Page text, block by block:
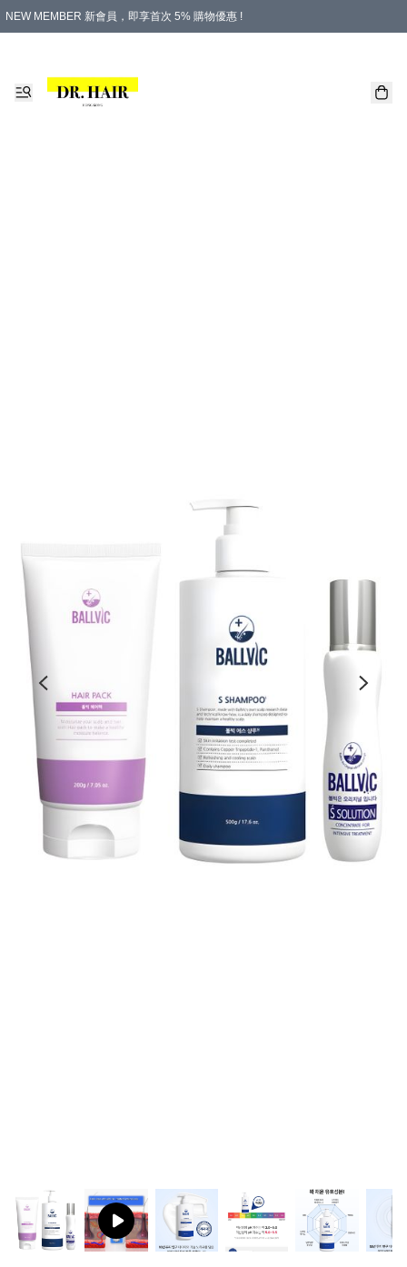
NEW MEMBER 新會員，即享首次 5% 購物優惠 !